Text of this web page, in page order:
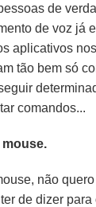
de
de voz já
aplicativos
tão bem só
comandos...
mouse.
não
de dizer para